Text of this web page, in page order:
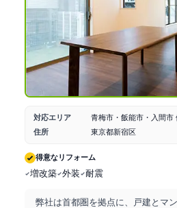
対応エリア
青梅市・飯能市・入間市
住所
東京都新宿区
得意なリフォーム
増改築 外装 耐震
弊社は首都圏を拠点に、戸建とマ